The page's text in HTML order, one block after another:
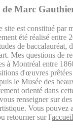
de Marc
site est constitué par
été réalisé entre
de baccalauréat,
Mes questions de
à Montréal entre
d'œuvres
le Musée des
orienté dans
renseigner sur
Vous pouvez
retourner sur l'